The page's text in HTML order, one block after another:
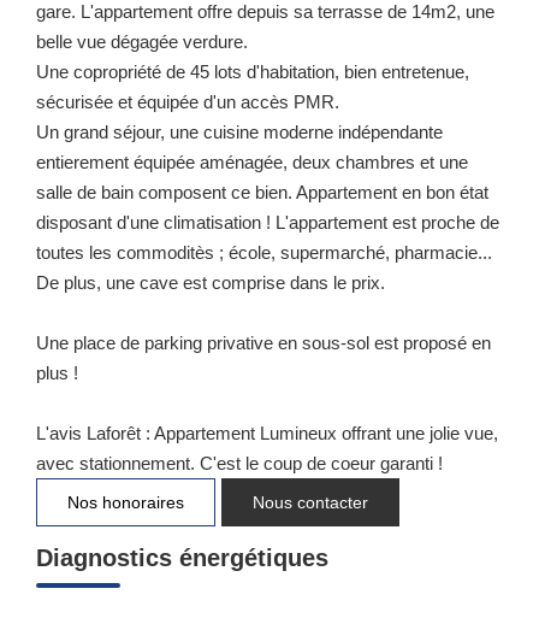
gare. L'appartement offre depuis sa terrasse de 14m2, une
belle vue dégagée verdure.
Une copropriété de 45 lots d'habitation, bien entretenue,
sécurisée et équipée d'un accès PMR.
Un grand séjour, une cuisine moderne indépendante
entierement équipée aménagée, deux chambres et une
salle de bain composent ce bien. Appartement en bon état
disposant d'une climatisation ! L'appartement est proche de
toutes les commoditès ; école, supermarché, pharmacie...
De plus, une cave est comprise dans le prix.
Une place de parking privative en sous-sol est proposé en
plus !
L'avis Laforêt : Appartement Lumineux offrant une jolie vue,
avec stationnement. C'est le coup de coeur garanti !
Nos honoraires Nous contacter
Diagnostics énergétiques